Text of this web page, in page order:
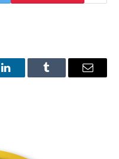
LinkedInTumblr
E-